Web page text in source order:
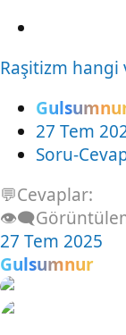
r
u
Raşitizm
27 Tem
Soru-
💬Cevaplar
27 Tem 2025
Gulsumnur